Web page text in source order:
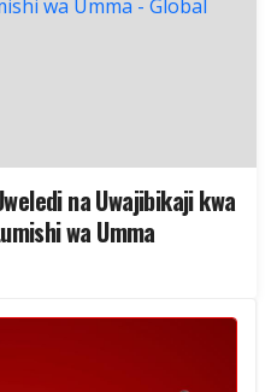
na Uwajibikaji kwa
wa Umma